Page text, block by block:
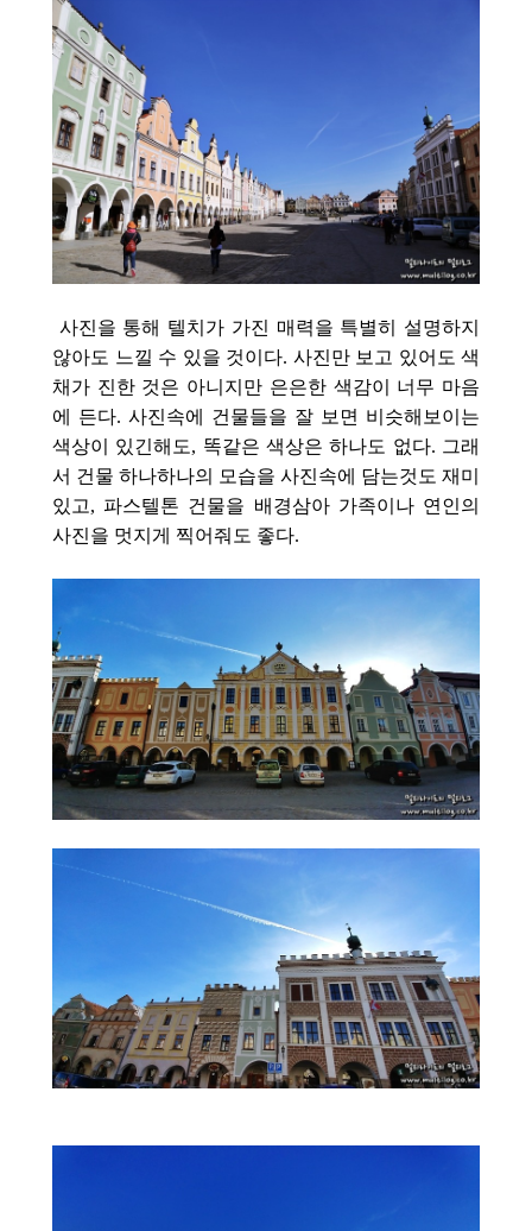
사진을 통해 텔치가 가진 매력을 특별히 설명하지
않아도 느낄 수 있을 것이다. 사진만 보고 있어도 색
채가 진한 것은 아니지만 은은한 색감이 너무 마음
에 든다. 사진속에 건물들을 잘 보면 비슷해보이는
색상이 있긴해도, 똑같은 색상은 하나도 없다. 그래
서 건물 하나하나의 모습을 사진속에 담는것도 재미
있고, 파스텔톤 건물을 배경삼아 가족이나 연인의
사진을 멋지게 찍어줘도 좋다.